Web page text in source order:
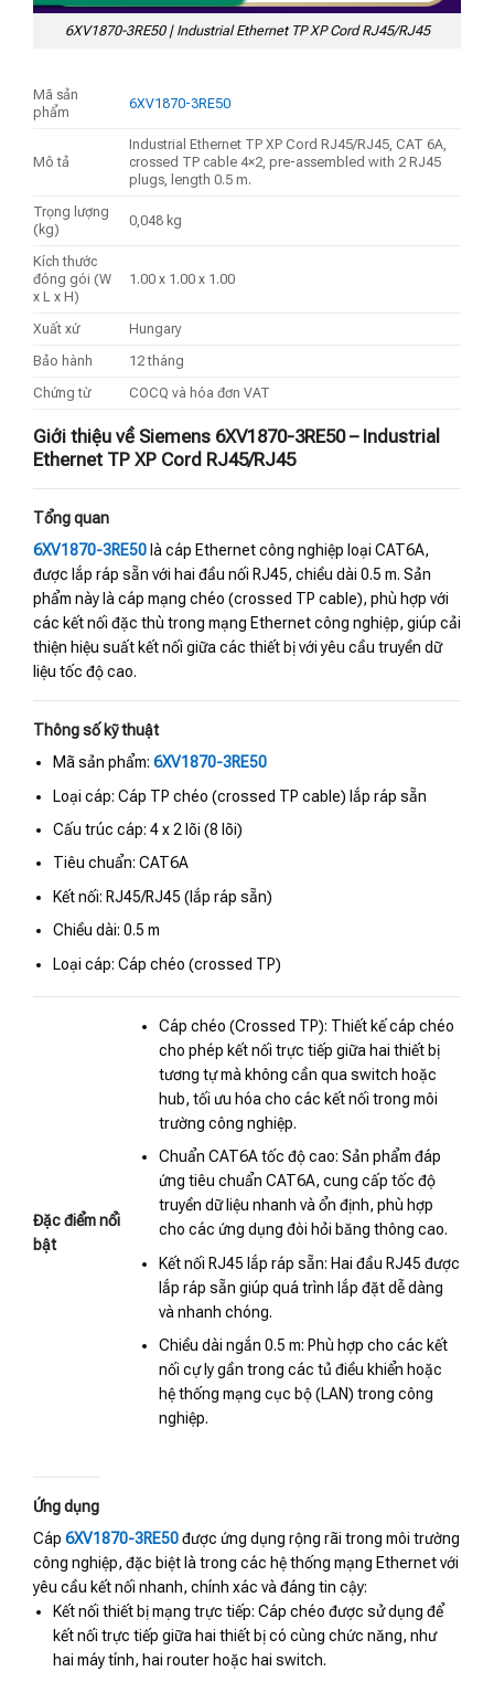
6XV1870-3RE50 | Industrial Ethernet TP XP Cord RJ45/RJ45
Mã sản
phẩm
6XV1870-3RE50
Mô tả
Industrial Ethernet TP XP Cord RJ45/RJ45, CAT 6A,
crossed TP cable 4×2, pre-assembled with 2 RJ45
plugs, length 0.5 m.
Trọng lượng
(kg)
0,048 kg
Kích thước
đóng gói (W
x L x H)
1.00 x 1.00 x 1.00
Xuất xứ
Hungary
Bảo hành
12 tháng
Chứng từ
COCQ và hóa đơn VAT
Giới thiệu về Siemens 6XV1870-3RE50 – Industrial
Ethernet TP XP Cord RJ45/RJ45
Tổng quan
6XV1870-3RE50 là cáp Ethernet công nghiệp loại CAT6A,
được lắp ráp sẵn với hai đầu nối RJ45, chiều dài 0.5 m. Sản
phẩm này là cáp mạng chéo (crossed TP cable), phù hợp với
các kết nối đặc thù trong mạng Ethernet công nghiệp, giúp cải
thiện hiệu suất kết nối giữa các thiết bị với yêu cầu truyền dữ
liệu tốc độ cao.
Thông số kỹ thuật
Mã sản phẩm:6XV1870-3RE50
Loại cáp: Cáp TP chéo (crossed TP cable) lắp ráp sẵn
Cấu trúc cáp: 4 x 2 lõi (8 lõi)
Tiêu chuẩn: CAT6A
Kết nối: RJ45/RJ45 (lắp ráp sẵn)
Chiều dài: 0.5 m
Loại cáp: Cáp chéo (crossed TP)
Đặc điểm nổi
bật
Cáp chéo (Crossed TP): Thiết kế cáp chéo
cho phép kết nối trực tiếp giữa hai thiết bị
tương tự mà không cần qua switch hoặc
hub, tối ưu hóa cho các kết nối trong môi
trường công nghiệp.
Chuẩn CAT6A tốc độ cao: Sản phẩm đáp
ứng tiêu chuẩn CAT6A, cung cấp tốc độ
truyền dữ liệu nhanh và ổn định, phù hợp
cho các ứng dụng đòi hỏi băng thông cao.
Kết nối RJ45 lắp ráp sẵn: Hai đầu RJ45 được
lắp ráp sẵn giúp quá trình lắp đặt dễ dàng
và nhanh chóng.
Chiều dài ngắn 0.5 m: Phù hợp cho các kết
nối cự ly gần trong các tủ điều khiển hoặc
hệ thống mạng cục bộ (LAN) trong công
nghiệp.
Ứng dụng
Cáp 6XV1870-3RE50được ứng dụng rộng rãi trong môi trường
công nghiệp, đặc biệt là trong các hệ thống mạng Ethernet với
yêu cầu kết nối nhanh, chính xác và đáng tin cậy:
Kết nối thiết bị mạng trực tiếp: Cáp chéo được sử dụng để
kết nối trực tiếp giữa hai thiết bị có cùng chức năng, như
hai máy tính, hai router hoặc hai switch.